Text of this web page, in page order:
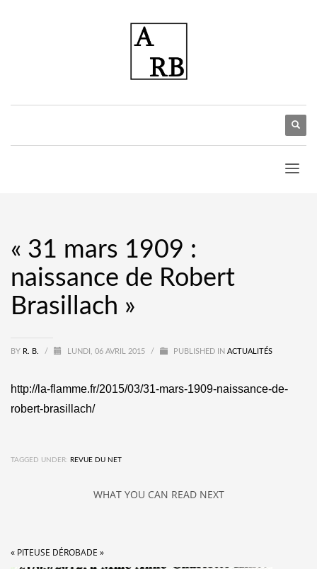
« 31 mars 1909 :
naissance de Robert
Brasillach »
BY R. B. / LUNDI, 06 AVRIL 2015 / PUBLISHED IN ACTUALITÉS
http://la-flamme.fr/2015/03/31-mars-1909-naissance-de-
robert-brasillach/
TAGGED UNDER: REVUE DU NET
WHAT YOU CAN READ NEXT
« PITEUSE DÉROBADE »